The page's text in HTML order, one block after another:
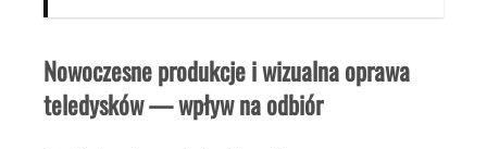
Nowoczesne produkcje i wizualna oprawa
teledysków — wpływ na odbiór